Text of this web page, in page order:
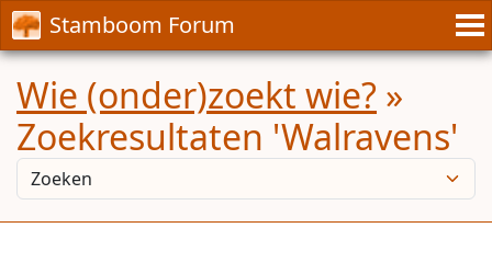
Stamboom Forum
Wie (onder)zoekt wie? »
Zoekresultaten 'Walravens'